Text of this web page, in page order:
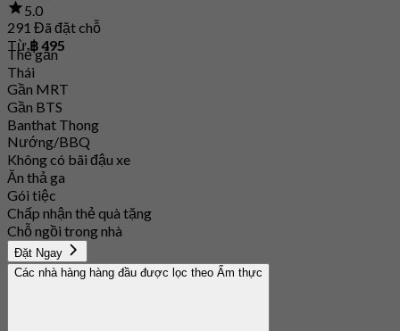
5.0
291 Đã đặt chỗ
Từ฿ 495
Thẻ gắn
Thái
Gần MRT
Gần BTS
Banthat Thong
Nướng/BBQ
Không có bãi đậu xe
Ăn thả ga
Gói tiệc
Chấp nhận thẻ quà tặng
Chỗ ngồi trong nhà
Đặt Ngay
Các nhà hàng hàng đầu được lọc theo Ẩm thực